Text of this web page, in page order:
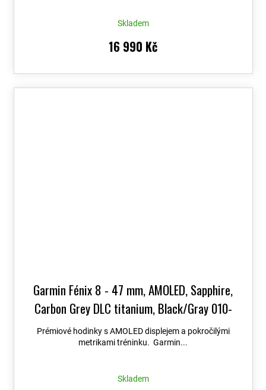
Skladem
16 990 Kč
Garmin Fénix 8 - 47 mm, AMOLED, Sapphire,
Carbon Grey DLC titanium, Black/Gray 010-
02904-21+ možnost výměny do 90 dní + Topo
Czech PRO Voucher
Prémiové hodinky s AMOLED displejem a pokročilými
metrikami tréninku. Garmin...
Skladem